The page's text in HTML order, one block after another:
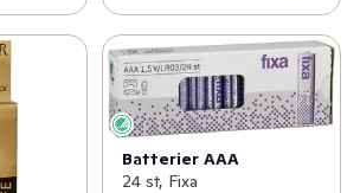
Batterier AAA
24 st, Fixa